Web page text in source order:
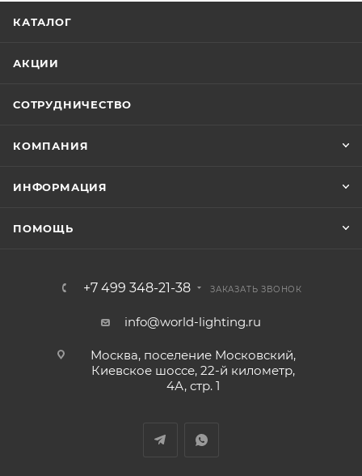
КАТАЛОГ
АКЦИИ
СОТРУДНИЧЕСТВО
КОМПАНИЯ
ИНФОРМАЦИЯ
ПОМОЩЬ
+7 499 348-21-38 ЗАКАЗАТЬ ЗВОНОК
info@world-lighting.ru
Москва, поселение Московский,
Киевское шоссе, 22-й километр,
4А, стр. 1